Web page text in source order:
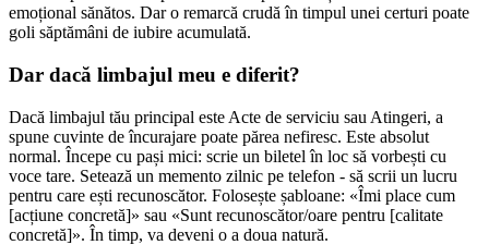
emoțional sănătos. Dar o remarcă crudă în timpul unei certuri poate
goli săptămâni de iubire acumulată.
Dar dacă limbajul meu e diferit?
Dacă limbajul tău principal este Acte de serviciu sau Atingeri, a
spune cuvinte de încurajare poate părea nefiresc. Este absolut
normal. Începe cu pași mici: scrie un biletel în loc să vorbești cu
voce tare. Setează un memento zilnic pe telefon - să scrii un lucru
pentru care ești recunoscător. Folosește șabloane: «Îmi place cum
[acțiune concretă]» sau «Sunt recunoscător/oare pentru [calitate
concretă]». În timp, va deveni o a doua natură.